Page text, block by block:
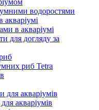
водоростями
акваріумі
в акваріумі
для догляду за
риб Tetra
для акваріумів
акваріумів